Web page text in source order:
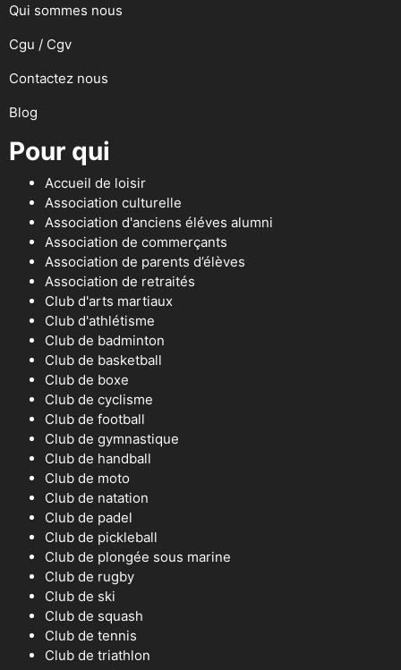
Qui sommes nous
Cgu / Cgv
Contactez nous
Blog
Pour qui
Accueil de loisir
Association culturelle
Association d'anciens éléves alumni
Association de commerçants
Association de parents d’élèves
Association de retraités
Club d'arts martiaux
Club d'athlétisme
Club de badminton
Club de basketball
Club de boxe
Club de cyclisme
Club de football
Club de gymnastique
Club de handball
Club de moto
Club de natation
Club de padel
Club de pickleball
Club de plongée sous marine
Club de rugby
Club de ski
Club de squash
Club de tennis
Club de triathlon